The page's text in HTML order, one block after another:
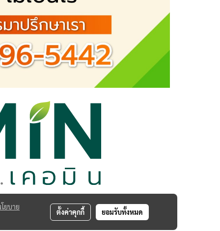
ยบาย
ตั้งค่าคุกกี้ ยอมรับทั้งหมด